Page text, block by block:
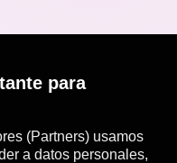
para
(Partners) usamos
a datos personales,